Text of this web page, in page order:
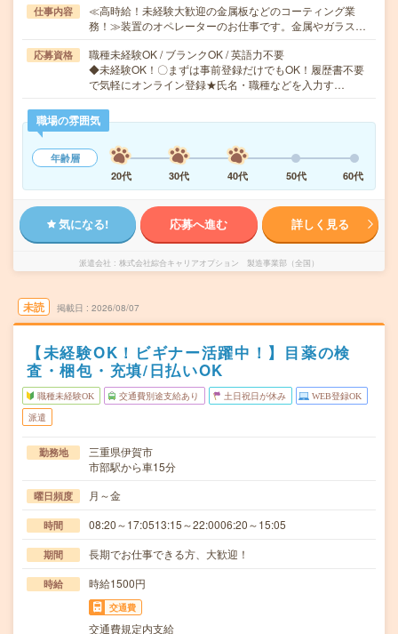
仕事内容
≪高時給！未経験大歓迎の金属板などのコーティング業
務！≫装置のオペレーターのお仕事です。金属やガラス…
応募資格
職種未経験OK / ブランクOK / 英語力不要
◆未経験OK！〇まずは事前登録だけでもOK！履歴書不要
で気軽にオンライン登録★氏名・職種などを入力す…
職場の雰囲気
年齢層
20代
30代 40代 50代 60代
気になる! 応募へ進む 詳しく見る
派遣会社 株式会社綜合キャリアオプション 製造事業部（全国）
未読 掲載日 2026/08/07
【未経験OK！ビギナー活躍中！】目薬の検
査・梱包・充填/日払いOK
職種未経験OK 交通費別途支給あり 土日祝日が休み WEB登録OK
派遣
勤務地
三重県伊賀市
市部駅から車15分
曜日頻度 月～金
時間 08:20～17:0513:15～22:0006:20～15:05
期間 長期でお仕事できる方、大歓迎！
時給 時給1500円
交通費
交通費規定内支給